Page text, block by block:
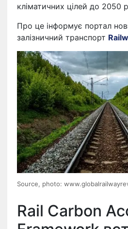
кліматичних цілей до 2050
Про це інформує портал
залізничний транспорт
Source, photo:
Rail Carbon